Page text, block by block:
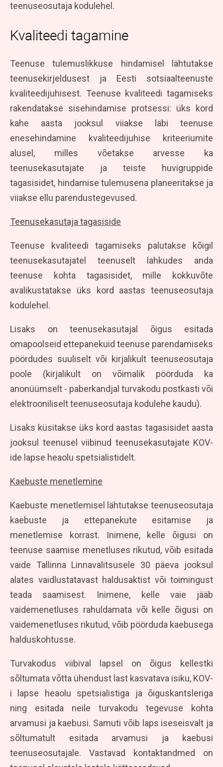
teenuseosutaja kodulehel.
Kvaliteedi tagamine
Teenuse tulemuslikkuse hindamisel lähtutakse
teenusekirjeldusest ja Eesti sotsiaalteenuste
kvaliteedijuhisest. Teenuse kvaliteedi tagamiseks
rakendatakse sisehindamise protsessi: üks kord
kahe aasta jooksul viiakse läbi teenuse
enesehindamine kvaliteedijuhise kriteeriumite
alusel, milles võetakse arvesse ka
teenusekasutajate ja teiste huvigruppide
tagasisidet, hindamise tulemusena planeeritakse ja
viiakse ellu parendustegevused.
Teenusekasutaja tagasiside
Teenuse kvaliteedi tagamiseks palutakse kõigil
teenusekasutajatel teenuselt lahkudes anda
teenuse kohta tagasisidet, mille kokkuvõte
avalikustatakse üks kord aastas teenuseosutaja
kodulehel.
Lisaks on teenusekasutajal õigus esitada
omapoolseid ettepanekuid teenuse parendamiseks
pöördudes suuliselt või kirjalikult teenuseosutaja
poole (kirjalikult on võimalik pöörduda ka
anonüümselt - paberkandjal turvakodu postkasti või
elektrooniliselt teenuseosutaja kodulehe kaudu).
Lisaks küsitakse üks kord aastas tagasisidet aasta
jooksul teenusel viibinud teenusekasutajate KOV-
ide lapse heaolu spetsialistidelt.
Kaebuste menetlemine
Kaebuste menetlemisel lähtutakse teenuseosutaja
kaebuste ja ettepanekute esitamise ja
menetlemise korrast. Inimene, kelle õigusi on
teenuse saamise menetluses rikutud, võib esitada
vaide Tallinna Linnavalitsusele 30 päeva jooksul
alates vaidlustatavast haldusaktist või toimingust
teada saamisest.
Inimene, kelle vaie jääb
vaidemenetluses rahuldamata või kelle õigusi on
vaidemenetluses rikutud, võib pöörduda kaebusega
halduskohtusse.
Turvakodus viibival lapsel on õigus kellestki
sõltumata võtta ühendust last kasvatava isiku, KOV-
i lapse heaolu spetsialistiga ja õiguskantsleriga
ning esitada neile turvakodu tegevuse kohta
arvamusi ja kaebusi. Samuti võib laps iseseisvalt ja
sõltumatult esitada arvamusi ja kaebusi
teenuseosutajale. Vastavad kontaktandmed on